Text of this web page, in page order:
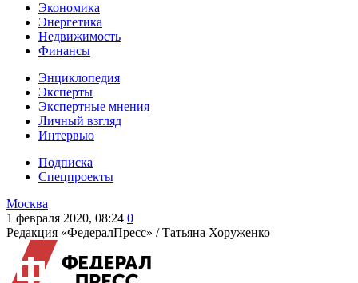
Экономика
Энергетика
Недвижимость
Финансы
Энциклопедия
Эксперты
Экспертные мнения
Личный взгляд
Интервью
Подписка
Спецпроекты
Москва
1 февраля 2020, 08:24 0
Редакция «ФедералПресс» /Татьяна Хоруженко